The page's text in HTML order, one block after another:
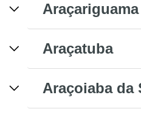
Araçariguama
Araçatuba
Araçoiaba da